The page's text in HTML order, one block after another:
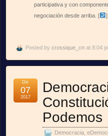
participativa y con
negociación desde arriba. [ ]
Posted by crossique_cn at 8:04
Podemos
Democracia
Dic
07
2017